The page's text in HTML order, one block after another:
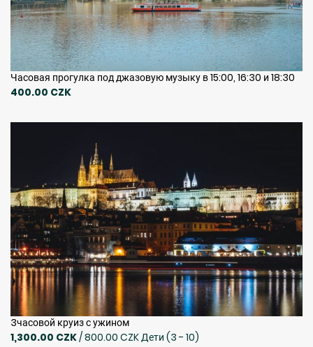
Часовая прогулка под джазовую музыку в 15:00, 16:30 и 18:30
400.00 CZK
3часовой круиз с ужином
1,300.00 CZK/ 800.00 CZK Дети (3 - 10)